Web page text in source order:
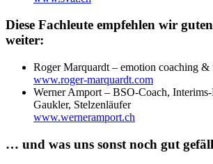
Diese Fachleute empfehlen wir
weiter:
Roger Marquardt – emotion coaching &
www.roger-marquardt.com
Werner Amport – BSO-Coach, Interims-
Gaukler, Stelzenläufer
www.werneramport.ch
… und was uns sonst noch gut